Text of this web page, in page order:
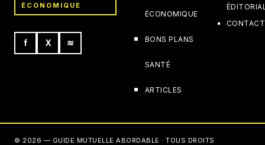
ÉCONOMIQUE
f X ≋
ÉCONOMIQUE
BONS PLANS
SANTÉ
ARTICLES
CONTACT
© 2026 — GUIDE MUTUELLE ABORDABLE · TOUS DROITS